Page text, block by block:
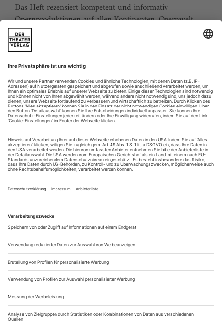
Das Heft rezensiert kompetent und informativ
Opernproduktionen auf allen Kontinenten. Opernwelt
zeigt die Welt hinter der Bühne, befragt die Macher und
verfolgt die Kulturpolitik. Große Themenblöcke
behandeln die Geschichte der Oper, bedeutende
Komponisten und die interessantesten Aspekte des
internationalen Musiklebens. Die Premierenvorschau
animiert zu Opernreisen in alle Welt.
Sie erhalten Zugang zum Online-Archiv von Opernwelt
und können sowohl das aktuelle ePaper als auch das
ePaper-Archiv über Ihren Account auf www.der-
theaterverlag.de einsehen. Zugang zur App auf Anfrage.
Das Abonnement hat eine Laufzeit von einem Monat und
verlängert sich jeweils um einen weiteren Monat, sofern
es nicht vom Kunden auf der Seite „Mein Konto/Meine
Bestellungen“ auf www.der-theaterverlag.de gekündigt
in Kraft.
Aus steuerlichen Gründen abweichende Preise für Käufe
außerhalb Deutschlands (Endpreis vor Auslösen der Bestellung
ersichtlich)
9,99 €